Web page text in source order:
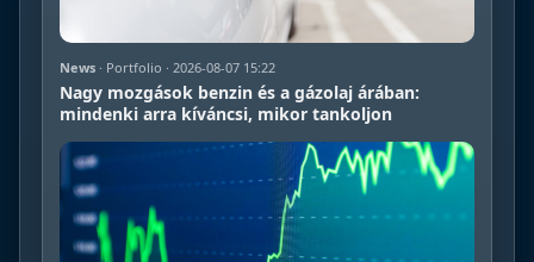
News · Portfolio · 2026-08-07 15:22
Nagy mozgások benzin és a gázolaj árában:
mindenki arra kíváncsi, mikor tankoljon